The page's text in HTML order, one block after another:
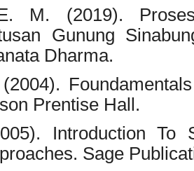
M. (2019).
Gunung
Dharma.
Prentise Hall.
Introduction To
Sage